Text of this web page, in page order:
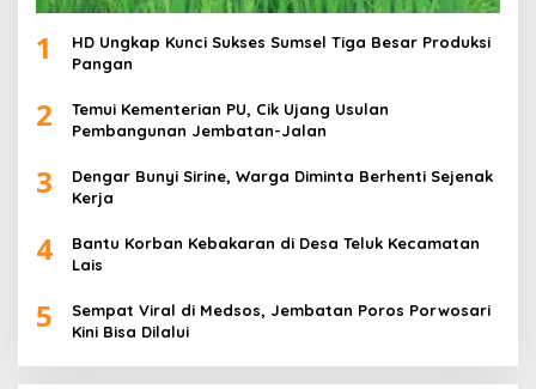
1
HD Ungkap Kunci Sukses Sumsel Tiga Besar Produksi
Pangan
2
Temui Kementerian PU, Cik Ujang Usulan
Pembangunan Jembatan-Jalan
3
Dengar Bunyi Sirine, Warga Diminta Berhenti Sejenak
Kerja
4
Bantu Korban Kebakaran di Desa Teluk Kecamatan
Lais
5
Sempat Viral di Medsos, Jembatan Poros Porwosari
Kini Bisa Dilalui